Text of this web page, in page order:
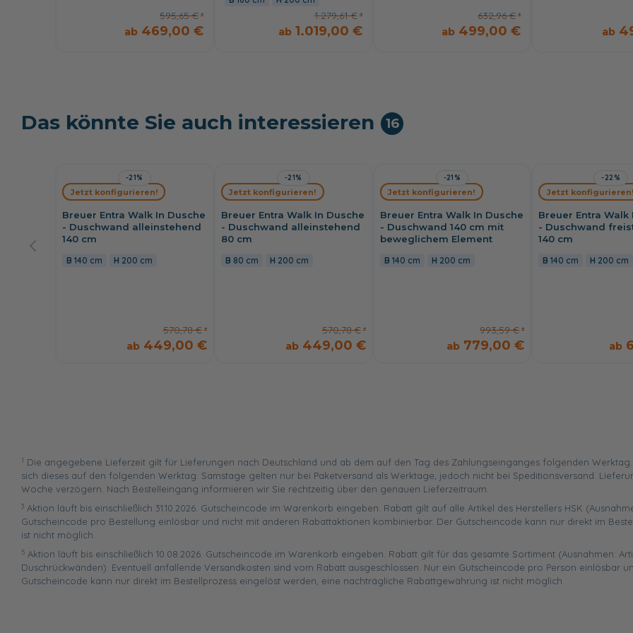
595,65 €
469,00 €
1.279,61 €
1.019,00 €
632,96 €
499,00 €
Das könnte Sie auch interessieren 16
-21%
Breuer Entra Walk In Dusche
- Duschwand alleinstehend
140 cm
140 cm 200 cm
570,78 €
449,00 €
Jetzt konfigurieren!
-21%
Breuer Entra Walk In Dusche
- Duschwand alleinstehend
80 cm
80 cm 200 cm
570,78 €
449,00 €
Jetzt konfigurieren!
-21%
Breuer Entra Walk In Dusche
- Duschwand 140 cm mit
beweglichem Element
140 cm 200 cm
993,59 €
779,00 €
Jetzt konfigurieren!
-22%
Breuer Entra Walk
- Duschwand
140 cm
140 cm 200 cm
Jetzt konfigurieren!
1 Die angegebene Lieferzeit gilt für Lieferungen nach Deutschland und ab dem auf den Tag des Zahlungseinganges folgenden
sich dieses auf den folgenden Werktag. Samstage gelten nur bei Paketversand als Werktage, jedoch nicht bei Speditionsversand.
Woche verzögern. Nach Bestelleingang informieren wir Sie rechtzeitig über den genauen Lieferzeitraum.
3 Aktion läuft bis einschließlich 31.10.2026. Gutscheincode im Warenkorb eingeben. Rabatt gilt auf alle Artikel des Herstellers HSK
Gutscheincode pro Bestellung einlösbar und nicht mit anderen Rabattaktionen kombinierbar. Der Gutscheincode kann nur direkt im
ist nicht möglich.
5 Aktion läuft bis einschließlich 10.08.2026. Gutscheincode im Warenkorb eingeben. Rabatt gilt für das gesamte Sortiment (Ausnahmen:
Duschrückwänden). Eventuell anfallende Versandkosten sind vom Rabatt ausgeschlossen. Nur ein Gutscheincode pro Person einlösbar
Gutscheincode kann nur direkt im Bestellprozess eingelöst werden, eine nachträgliche Rabattgewährung ist nicht möglich.